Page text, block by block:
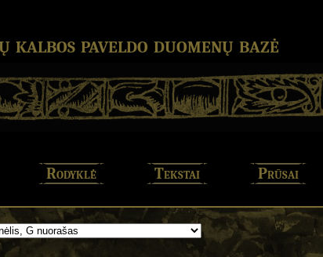
kalbos paveldo duomenų bazė
Rodyklė Tekstai Prūsai